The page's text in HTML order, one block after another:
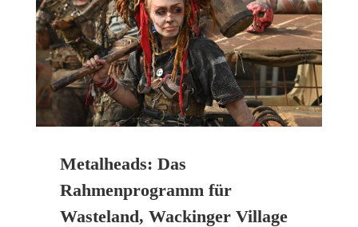
Metalheads: Das
Rahmenprogramm für
Wasteland, Wackinger Village